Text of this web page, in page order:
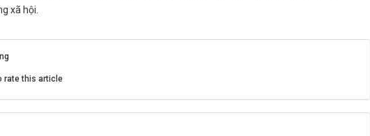
xã hội.
rate this article